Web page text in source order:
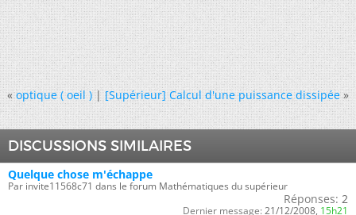
« optique ( oeil )|[Supérieur] Calcul d'une puissance dissipée »
DISCUSSIONS SIMILAIRES
Quelque chose m'échappe
Par invite11568c71 dans le forum Mathématiques du supérieur
Réponses: 2
Dernier message: 21/12/2008, 15h21